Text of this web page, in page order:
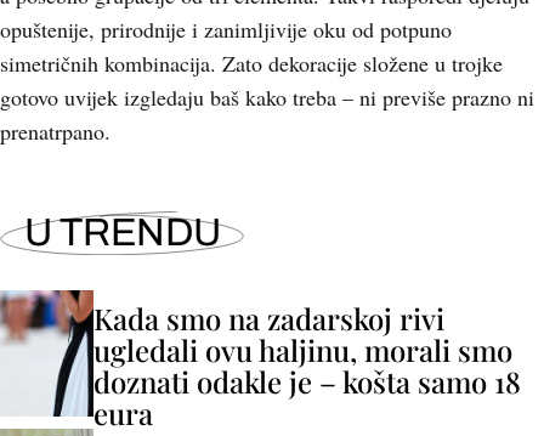
opuštenije, prirodnije i zanimljivije oku od potpuno
simetričnih kombinacija. Zato dekoracije složene u trojke
gotovo uvijek izgledaju baš kako treba – ni previše prazno ni
prenatrpano.
U TRENDU
Kada smo na zadarskoj rivi
ugledali ovu haljinu, morali smo
doznati odakle je – košta samo 18
eura